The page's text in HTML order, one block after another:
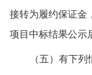
接转为履约保证金
项 目中标结果公示
（五） 有下列